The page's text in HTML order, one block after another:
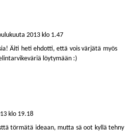
2013 klo 1.47
Äiti heti ehdotti, että vois värjätä myös
löytymään :)
klo 19.18
törmätä ideaan, mutta sä oot kyllä tehny